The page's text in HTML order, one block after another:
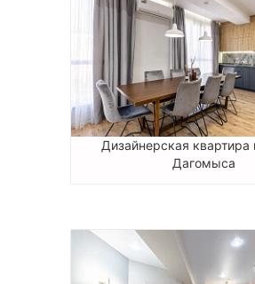
Дизайнерская квартира
Дагомыса